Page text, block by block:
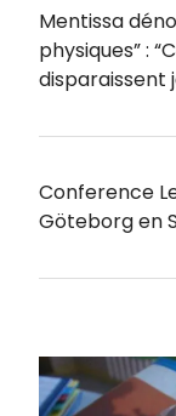
Mentissa
physiques” :
disparaissent
Conference
Göteborg en